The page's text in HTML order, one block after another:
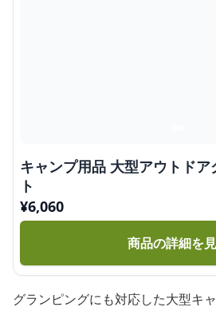
キャンプ用品 大型アウトドアグランピングテン
ト
¥6,060
商品の詳細を
グランピングにも対応した大型キ